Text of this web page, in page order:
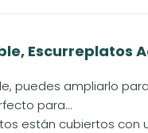
Escurreplatos
puedes ampliarlo
para...
están cubiertos con